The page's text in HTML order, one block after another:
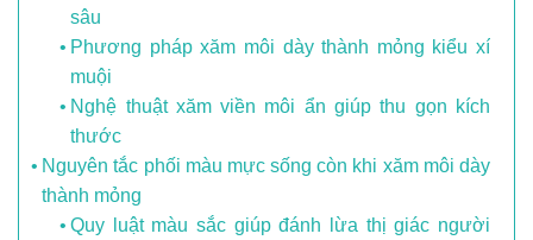
sâu
Phương pháp xăm môi dày thành mỏng kiểu xí
muội
Nghệ thuật xăm viền môi ẩn giúp thu gọn kích
thước
Nguyên tắc phối màu mực sống còn khi xăm môi dày
thành mỏng
Quy luật màu sắc giúp đánh lừa thị giác người